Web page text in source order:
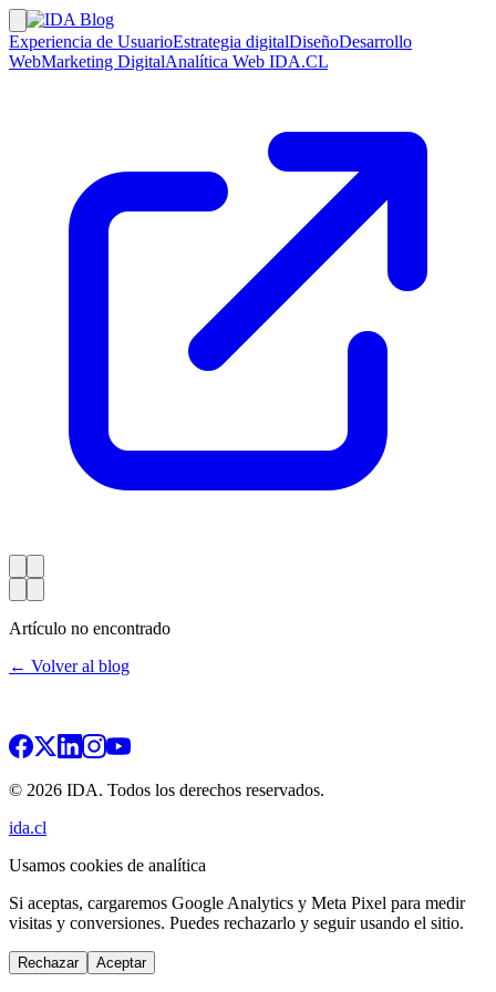
Experiencia de UsuarioEstrategia digitalDiseñoDesarrollo
WebMarketing DigitalAnalítica Web IDA.CL
Artículo no encontrado
← Volver al blog
© 2026 IDA. Todos los derechos reservados.
ida.cl
Usamos cookies de analítica
Si aceptas, cargaremos Google Analytics y Meta Pixel para medir
visitas y conversiones. Puedes rechazarlo y seguir usando el sitio.
Rechazar Aceptar